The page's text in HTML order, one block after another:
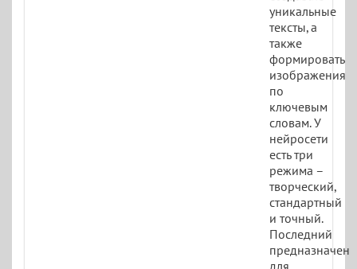
уникальные
тексты, а
также
формировать
изображения
по
ключевым
словам. У
нейросети
есть три
режима –
творческий,
стандартный
и точный.
Последний
предназначен